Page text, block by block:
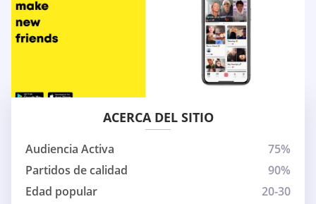
ACERCA DEL SITIO
Audiencia Activa
75%
Partidos de calidad
90%
Edad popular
20-30